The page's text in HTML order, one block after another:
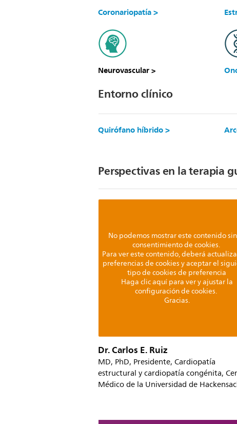
Coronariopatía >
Neurovascular>
Entorno clínico
Quirófano híbrido >
Perspectivas en la terapia
No podemos mostrar este contenido
consentimiento de cookies.
Para ver este contenido, deberá
preferencias de cookies y aceptar el
tipo de cookies de preferencia
Haga clic aquí para ver y ajustar la
configuración de cookies.
Gracias.
Dr. Carlos E. Ruiz
MD, PhD, Presidente, Cardiopatía
estructural y cardiopatía congénita,
Médico de la Universidad de